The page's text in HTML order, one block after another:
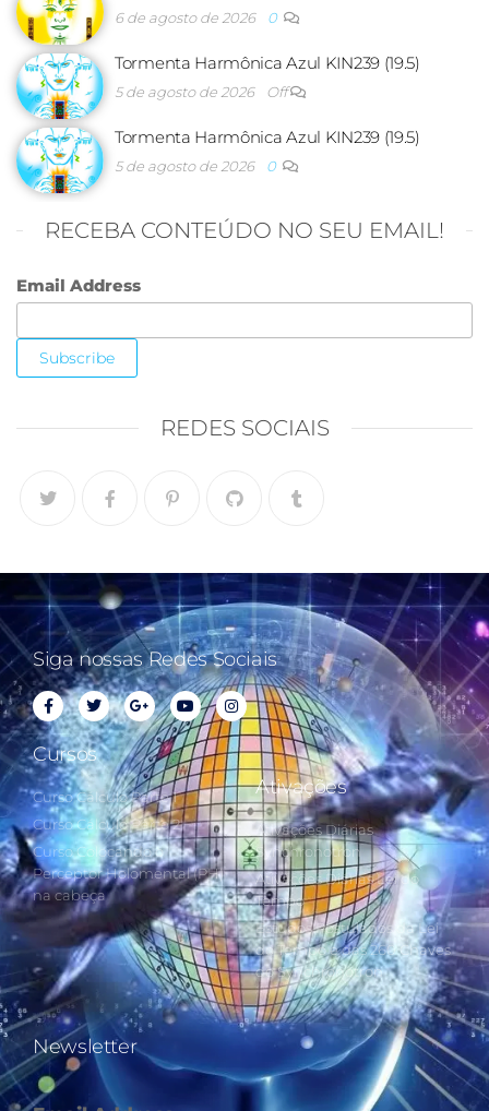
6 de agosto de 2026 0
Tormenta Harmônica Azul KIN239 (19.5)
5 de agosto de 2026 Off
Tormenta Harmônica Azul KIN239 (19.5)
5 de agosto de 2026 0
RECEBA CONTEÚDO NO SEU EMAIL!
Email Address
REDES SOCIAIS
Siga nossas Redes Sociais
Cursos
Curso Cálculo Parte 1
Curso Cálculo Parte 2
Curso Colocando o
Perceptor Holomental (PH)
na cabeça
Ativações
Ativações Diárias
Synchronotron
Ativações Diárias Lei do
Tempo
Estudos Postulados da Lei
do Tempo e das 260 Chaves
do Synchronotron
Newsletter